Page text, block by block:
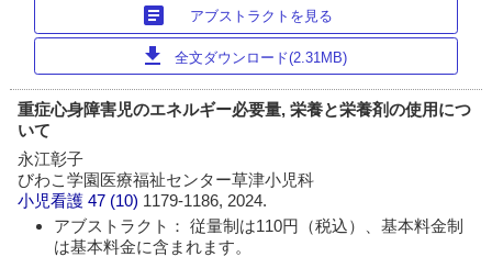
article アブストラクトを見る
download 全文ダウンロード(2.31MB)
重症心身障害児のエネルギー必要量, 栄養と栄養剤の使用につ
いて
永江彰子
びわこ学園医療福祉センター草津小児科
小児看護 47 (10) 1179-1186, 2024.
アブストラクト： 従量制は110円（税込）、基本料金制
は基本料金に含まれます。